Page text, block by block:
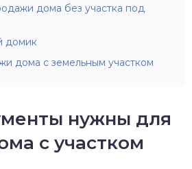
дома без участка под
домик
дома с земельным участком
нужны для
с участком